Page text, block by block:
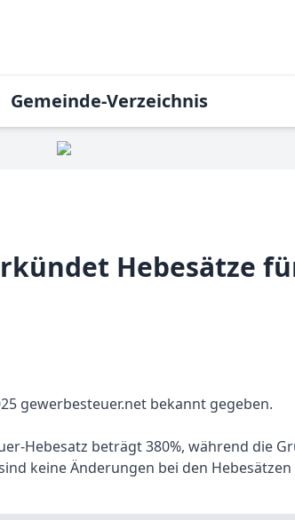
Gemeinde-Verzeichnis
Hebesätze
gewerbesteuer.net bekannt gegeben.
Hebesatz beträgt 380%, während die
keine Änderungen bei den